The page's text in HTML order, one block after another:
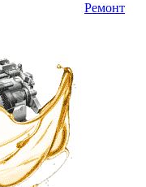
Ремонт